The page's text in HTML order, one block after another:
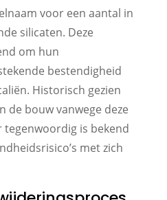
voor een aantal in
silicaten. Deze
om hun
bestendigheid
Historisch gezien
de bouw vanwege deze
tegenwoordig is bekend
met zich